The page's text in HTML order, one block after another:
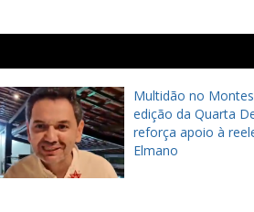
Multidão no
edição da Quarta
reforça apoio à
Elmano